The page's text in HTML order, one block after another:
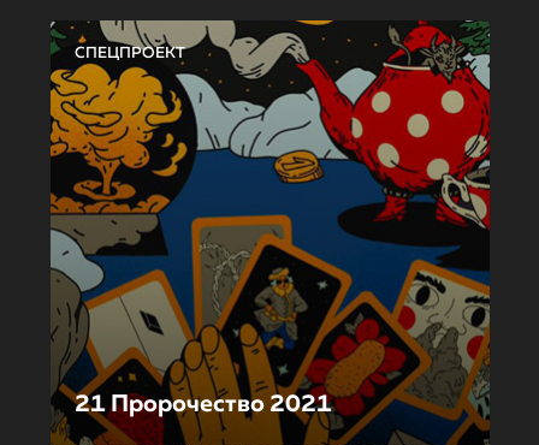
СПЕЦПРОЕКТ
21 Пророчество 2021